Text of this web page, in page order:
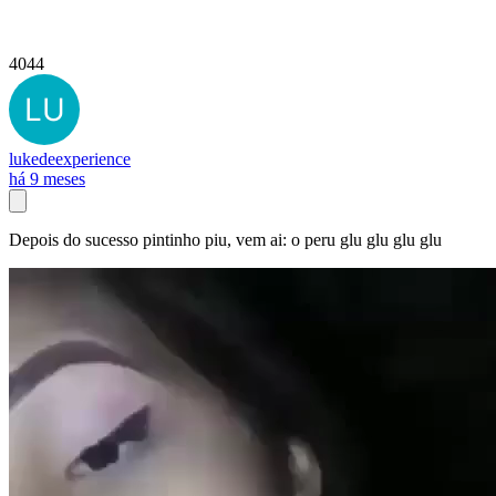
4044
lukedeexperience
há 9 meses
Depois do sucesso pintinho piu, vem ai: o peru glu glu glu glu